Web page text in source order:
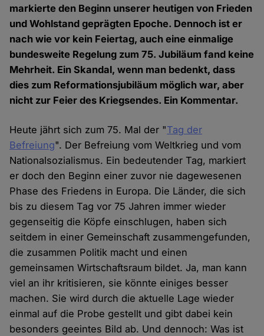
markierte den Beginn unserer heutigen von Frieden
und Wohlstand geprägten Epoche. Dennoch ist er
nach wie vor kein Feiertag, auch eine einmalige
bundesweite Regelung zum 75. Jubiläum fand keine
Mehrheit. Ein Skandal, wenn man bedenkt, dass
dies zum Reformationsjubiläum möglich war, aber
nicht zur Feier des Kriegsendes. Ein Kommentar.
Heute jährt sich zum 75. Mal der "Tag der
Befreiung". Der Befreiung vom Weltkrieg und vom
Nationalsozialismus. Ein bedeutender Tag, markiert
er doch den Beginn einer zuvor nie dagewesenen
Phase des Friedens in Europa. Die Länder, die sich
bis zu diesem Tag vor 75 Jahren immer wieder
gegenseitig die Köpfe einschlugen, haben sich
seitdem in einer Gemeinschaft zusammengefunden,
die zusammen Politik macht und einen
gemeinsamen Wirtschaftsraum bildet. Ja, man kann
viel an ihr kritisieren, sie könnte einiges besser
machen. Sie wird durch die aktuelle Lage wieder
einmal auf die Probe gestellt und gibt dabei kein
besonders geeintes Bild ab. Und dennoch: Was ist